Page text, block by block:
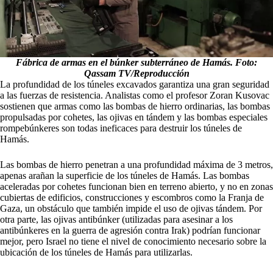
Fábrica de armas en el búnker subterráneo de Hamás. Foto:
Qassam TV/Reproducción
La profundidad de los túneles excavados garantiza una gran seguridad
a las fuerzas de resistencia. Analistas como el profesor Zoran Kusovac
sostienen que armas como las bombas de hierro ordinarias, las bombas
propulsadas por cohetes, las ojivas en tándem y las bombas especiales
rompebúnkeres son todas ineficaces para destruir los túneles de
Hamás.
Las bombas de hierro penetran a una profundidad máxima de 3 metros,
apenas arañan la superficie de los túneles de Hamás. Las bombas
aceleradas por cohetes funcionan bien en terreno abierto, y no en zonas
cubiertas de edificios, construcciones y escombros como la Franja de
Gaza, un obstáculo que también impide el uso de ojivas tándem. Por
otra parte, las ojivas antibúnker (utilizadas para asesinar a los
antibúnkeres en la guerra de agresión contra Irak) podrían funcionar
mejor, pero Israel no tiene el nivel de conocimiento necesario sobre la
ubicación de los túneles de Hamás para utilizarlas.